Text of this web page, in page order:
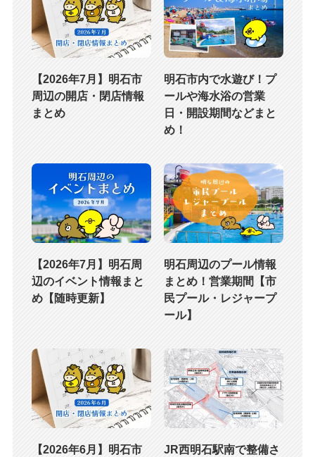
【2026年7月】明石市
周辺の開店・閉店情報
まとめ
明石市内で水遊び！プ
ールや海水浴の営業
日・開設期間などまと
め！
【2026年7月】明石周
辺のイベント情報まと
め【随時更新】
明石周辺のプール情報
まとめ！営業期間【市
民プール・レジャープ
ール】
【2026年6月】明石市
JR西明石駅南で整備さ